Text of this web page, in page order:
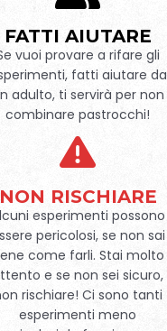
FATTI AIUTARE
vuoi provare a rifare gli
fatti aiutare da
adulto, ti servirà per non
combinare pastrocchi!
NON RISCHIARE
esperimenti possono
pericolosi, se non sai
come farli. Stai molto
e se non sei sicuro,
rischiare! Ci sono tanti
esperimenti meno